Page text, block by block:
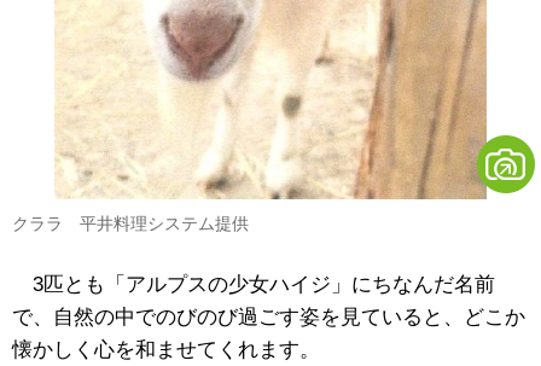
クララ 平井料理システム提供
3匹とも「アルプスの少女ハイジ」にちなんだ名前
で、自然の中でのびのび過ごす姿を見ていると、どこか
懐かしく心を和ませてくれます。